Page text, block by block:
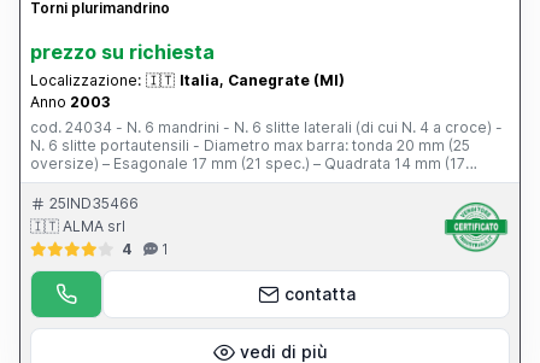
Torni plurimandrino
prezzo su richiesta
Localizzazione: 🇮🇹 Italia, Canegrate (MI)
Anno 2003
cod. 24034 - N. 6 mandrini - N. 6 slitte laterali (di cui N. 4 a croce) -
N. 6 slitte portautensili - Diametro max barra: tonda 20 mm (25
oversize) – Esagonale 17 mm (21 spec.) – Quadrata 14 mm (17
spec.) - Massimo avanzamento barra in una stazione: 100 mm (125
spec.) - Massima corsa delle slitte radiali: 42 mm - Massima corsa
delle slitte assiali: 50 mm - Massima corsa dei mandrini frontali: 86
mm - Velocità mandrini principali: 450-5000 giri/min - Tempo ciclo
in continuo: 1,4 – 60 sec. - Tempi di rapido: 0,7 sec. - Pick-up
mandrino da ripresa pos. 6 – N. 1 filettare completo maschio/filiera
– PLC Allen Bradley – Scivolo in metallo per uscita pezzi – Set
Portautensili cambio rapido – N. 2 slitte indipendenti – Vasca interna
estraibile – Tubi + Piantana – Quadro elettrico – Canaline
25IND35466
🇮🇹 ALMA srl
4
1
contatta
vedi di più